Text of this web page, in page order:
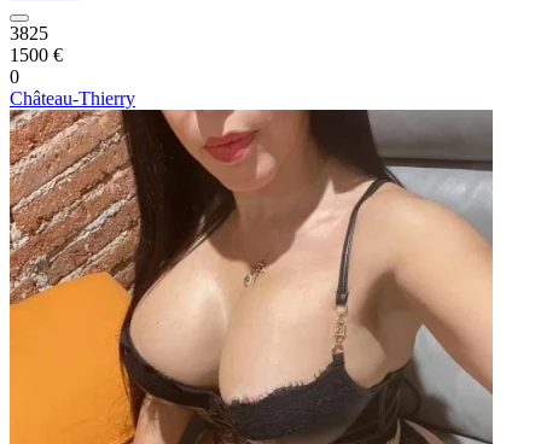
3825
1500 €
0
Château-Thierry